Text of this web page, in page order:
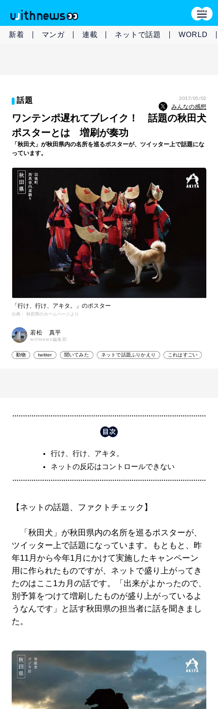
新着 マンガ 連載 ネットで話題 WORLD
話題 2017/05/02
みんなの感想
ワンテンポ遅れてブレイク！ 話題の秋田犬
ポスターとは 増刷が奏功
「秋田犬」が秋田県内の名所を巡るポスターが、ツイッター上で話題にな
っています。
「行け、行け、アキタ。」のポスター
出典： 秋田県のホームページより
若松 真平
withnews編集部
動物 twitter 聞いてみた ネットで話題ふりかえり これはすごい
行け、行け、アキタ。
ネットの反応はコントロールできない
【ネットの話題、ファクトチェック】
「秋田犬」が秋田県内の名所を巡るポスターが、
ツイッター上で話題になっています。もともと、昨
年11月から今年1月にかけて実施したキャンペーン
用に作られたものですが、ネットで盛り上がってき
たのはここ1カ月の話です。「出来がよかったので、
別予算をつけて増刷したものが盛り上がっているよ
うなんです」と話す秋田県の担当者に話を聞きまし
た。